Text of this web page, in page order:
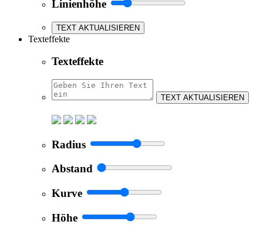
Linienhöhe
TEXT AKTUALISIEREN
Texteffekte
Texteffekte
TEXT AKTUALISIEREN
Radius
Abstand
Kurve
Höhe